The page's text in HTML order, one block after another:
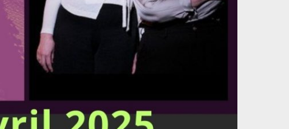
feminisme film Germinal
greve guerre immigration Inde
Jeux olympiques Kurdistan
livre Mai 68
poesie prison